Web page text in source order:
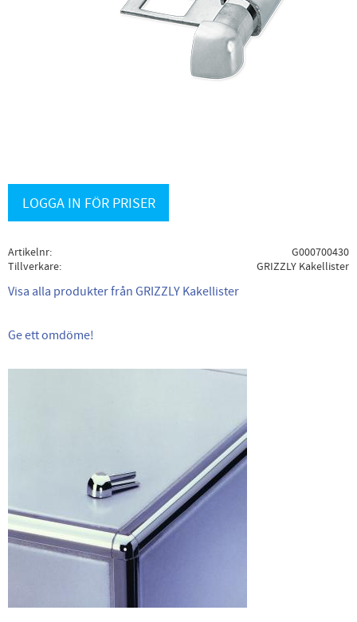
LOGGA IN FÖR PRISER
Artikelnr
G000700430
Tillverkare
GRIZZLY Kakellister
Visa alla produkter från GRIZZLY Kakellister
Ge ett omdöme!